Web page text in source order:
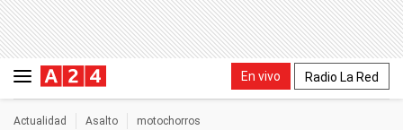
En vivo Radio La Red
Actualidad Asalto motochorros